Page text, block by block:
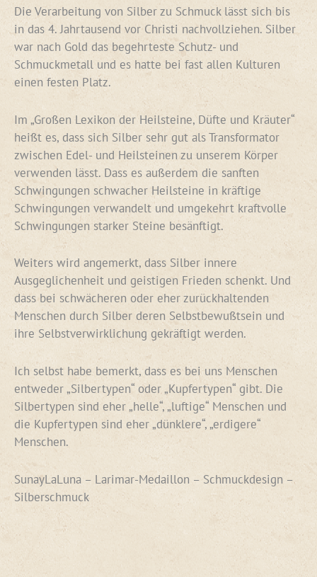
Die Verarbeitung von Silber zu Schmuck lässt sich bis
in das 4. Jahrtausend vor Christi nachvollziehen. Silber
war nach Gold das begehrteste Schutz- und
Schmuckmetall und es hatte bei fast allen Kulturen
einen festen Platz.
Im „Großen Lexikon der Heilsteine, Düfte und Kräuter“
heißt es, dass sich Silber sehr gut als Transformator
zwischen Edel- und Heilsteinen zu unserem Körper
verwenden lässt. Dass es außerdem die sanften
Schwingungen schwacher Heilsteine in kräftige
Schwingungen verwandelt und umgekehrt kraftvolle
Schwingungen starker Steine besänftigt.
Weiters wird angemerkt, dass Silber innere
Ausgeglichenheit und geistigen Frieden schenkt. Und
dass bei schwächeren oder eher zurückhaltenden
Menschen durch Silber deren Selbstbewußtsein und
ihre Selbstverwirklichung gekräftigt werden.
Ich selbst habe bemerkt, dass es bei uns Menschen
entweder „Silbertypen“ oder „Kupfertypen“ gibt. Die
Silbertypen sind eher „helle“, „luftige“ Menschen und
die Kupfertypen sind eher „dünklere“, „erdigere“
Menschen.
SunayLaLuna – Larimar-Medaillon – Schmuckdesign –
Silberschmuck